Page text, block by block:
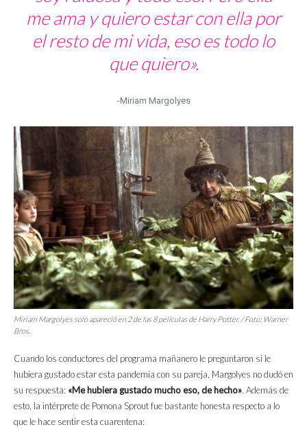
me ama y quiero estar con ella por
el resto de mi vida, eso es todo lo
que quiero».
-Miriam Margolyes
Miriam Margolyes solo apareció en 2 de las 8 películas de Harry Potter. / Foto: Warner
Bros.
Cuando los conductores del programa mañanero le preguntaron si le
hubiera gustado estar esta pandemia con su pareja, Margolyes no dudó en
su respuesta: «Me hubiera gustado mucho eso, de hecho». Además de
esto, la intérprete de Pomona Sprout fue bastante honesta respecto a lo
que le hace sentir esta cuarentena: